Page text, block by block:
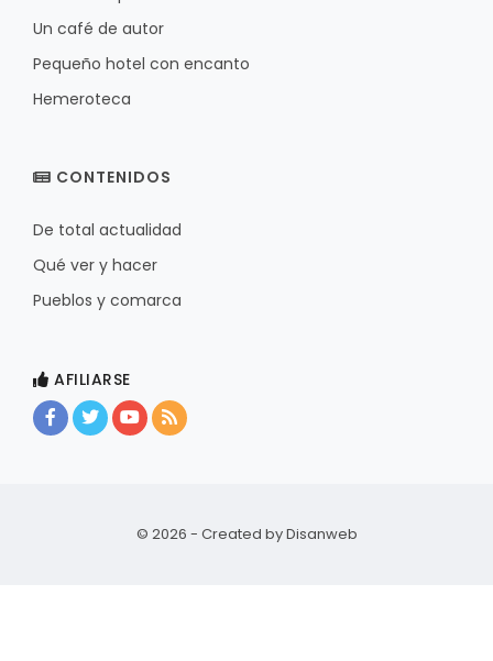
Un café de autor
Pequeño hotel con encanto
Hemeroteca
CONTENIDOS
De total actualidad
Qué ver y hacer
Pueblos y comarca
AFILIARSE
© 2026 - Created byDisanweb